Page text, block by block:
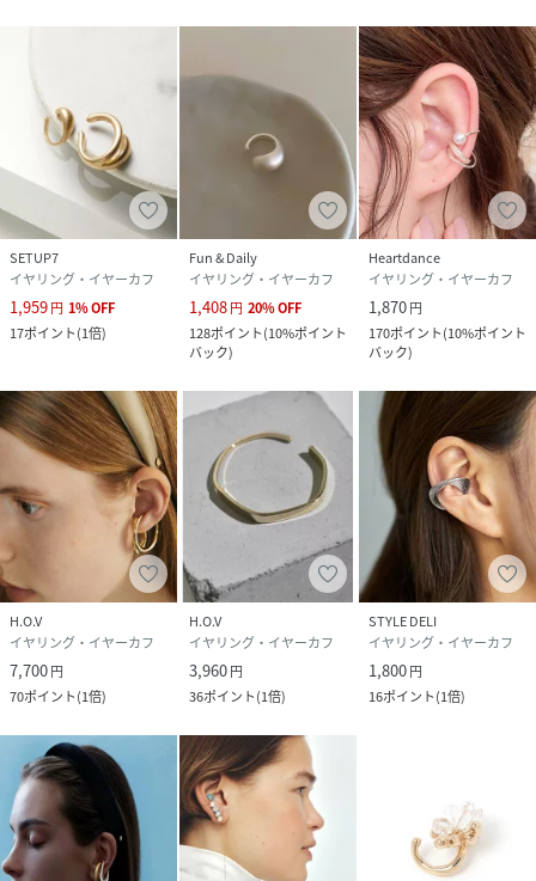
SETUP7
イヤリング・イヤーカフ
1,959円 1%OFF
17ポイント(1倍)
Fun & Daily
イヤリング・イヤーカフ
1,408円 20%OFF
128ポイント(10%ポイント
バック)
Heartdance
イヤリング・イヤーカフ
1,870円
170ポイント(10%ポイント
バック)
H.O.V
イヤリング・イヤーカフ
7,700円
70ポイント(1倍)
H.O.V
イヤリング・イヤーカフ
3,960円
36ポイント(1倍)
STYLE DELI
イヤリング・イヤーカフ
1,800円
16ポイント(1倍)